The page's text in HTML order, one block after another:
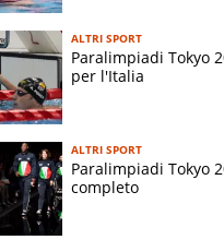
ALTRI SPORT
Paralimpiadi Tokyo
per l'Italia
ALTRI SPORT
Paralimpiadi Tokyo
completo